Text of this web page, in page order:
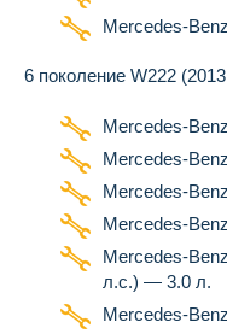
Mercedes-
6 поколение W222
Mercedes-
Mercedes-
Mercedes-
Mercedes-
Mercedes-
л.с.) — 3.0 л.
Mercedes-